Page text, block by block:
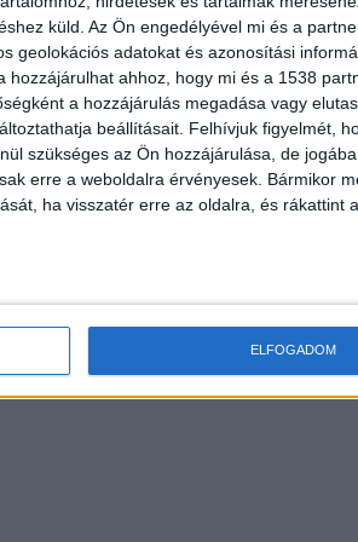
küld. Az Ön engedélyével mi és a
geolokációs adatokat és azonosítási
hozzájárulhat ahhoz, hogy mi és a 1538
a hozzájárulás megadása vagy
beállításait. Felhívjuk figyelmét,
szükséges az Ön hozzájárulása, de
erre a weboldalra érvényesek. Bármikor
ha visszatér erre az oldalra, és rákattint
ELFOGADOM
a beszorult embert a
majd a helyszínelést